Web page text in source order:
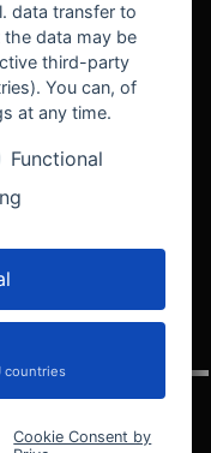
data transfer to
data may be
third-party
You can, of
at any time.
Functional
countries
Cookie Consent by